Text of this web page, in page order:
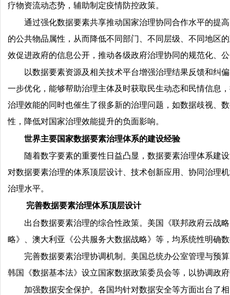
疗物资流动态势，辅助制定疫情防控政策。
通过强化数据要素共享推动国家治理协同合作水平的提
的公共物品属性，从而降低不同部门、不同层级、不同地区
效促进政府的信息公开，推动各级政府治理协同的规范化、
以数据要素资源及相关技术平台增强治理结果反馈和纠
一步优化，能够帮助治理主体及时获取民生动态和民情信息
治理效能的同时也催生了很多新的治理问题，如数据歧视、
性，降低对国家治理效能提升的负面影响。
世界主要国家数据要素治理体系的建设经验
随着数字要素的重要性日益凸显，数据要素治理体系建
对数据要素治理的体系顶层设计、技术创新应用、协同治理
治理水平。
完善数据要素治理体系顶层设计
出台数据要素治理的综合性政策。美国《联邦政府云战
略》、澳大利亚《公共服务大数据战略》等，均系统性明确
完善数据要素治理协调机制。美国总统办公室管理与预
韩国《数据基本法》设立国家数据政策委员会等，以协调政
加强数据安全保护。各国均针对数据安全等方面出台了